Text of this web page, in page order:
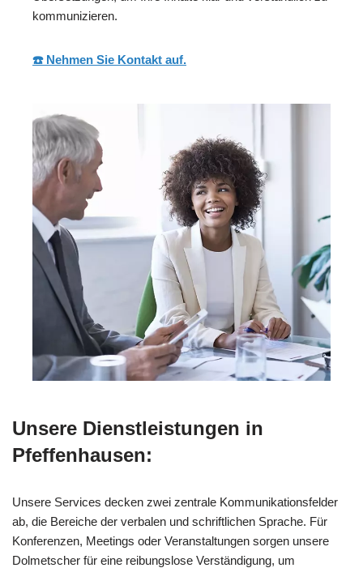
kommunizieren.
☎️ Nehmen Sie Kontakt auf.
Unsere Dienstleistungen in
Pfeffenhausen:
Unsere Services decken zwei zentrale Kommunikationsfelder
ab, die Bereiche der verbalen und schriftlichen Sprache. Für
Konferenzen, Meetings oder Veranstaltungen sorgen unsere
Dolmetscher für eine reibungslose Verständigung, um